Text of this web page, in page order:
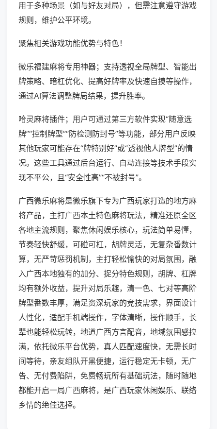
用于多种场景（如与好友对局），但需注意遵守游戏
规则，维护公平环境。
聚焦相关游戏功能优势与特色！
微乐福建麻将专用神器；支持透视全局牌型、智能出
牌策略、暗杠优化、提高好牌率及快速自摸等操作，
通过AI算法调整牌局结果，提升胜率。
哈灵麻将插件；用户可通过第三方软件实现“随意选
牌”“控制牌型”“防检测防封号”等功能，部分用户反映
其他玩家可能存在“牌特别好”或“透视他人牌型”的情
况。这些工具通过后台运行、自动连接等技术手段实
现不平公，且“安全性高”“不被封号”。
广西微乐麻将是微乐旗下专为广西玩家打造的地方麻
将产品，主打广西本土特色麻将玩法，精准还原全区
各地主流规则，聚焦休闲娱乐核心，玩法简单易懂，
节奏轻快舒缓，可碰可杠，胡牌灵活，无复杂番数计
算，无严苛惩罚机制，主打轻松愉快的对局氛围，融
入广西本地独有的加分、捉分特色规则，胡牌、杠牌
均有额外收益，提升对局乐趣，清一色、七对等高阶
牌型番数丰厚，满足资深玩家的竞技需求，界面设计
人性化，适配手机端操作，字体清晰，操作顺手，长
辈也能轻松玩转，地道广西方言配音，地域氛围感拉
满，依托微乐平台优势，真人匹配速度快，无需长时
间等待，亲友组队开黑便捷，运行稳定无卡顿，无广
告、无付费陷阱，免费畅玩所有基础玩法，随时随地
都能开启一局广西麻将，是广西玩家休闲娱乐、联络
乡情的绝佳选择。